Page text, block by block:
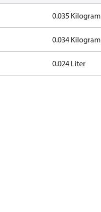
0.035 Kilogram
0.034 Kilogram
0.024 Liter